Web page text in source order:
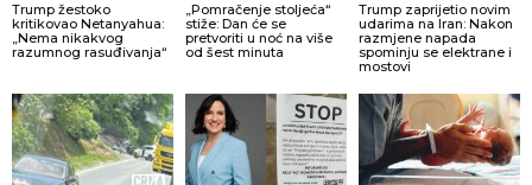
Trump žestoko
kritikovao Netanyahua:
„Nema nikakvog
razumnog rasuđivanja“
„Pomračenje stoljeća“
stiže: Dan će se
pretvoriti u noć na više
od šest minuta
Trump zaprijetio novim
udarima na Iran: Nakon
razmjene napada
spominju se elektrane i
mostovi